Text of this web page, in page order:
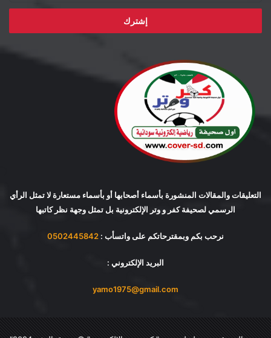
الإلكتروني
التعليقات والمقالات المنشورة بأسماء أصحابها أو بأسماء مستعارة لا تمثل الرأي
الرسمي لصحيفة كفر و وتر الإلكترونية بل تمثل وجهة نظر كاتبها
نرحب بكم وبمقترحاتكم على واتسأب : 0502445842
البريد الإلكتروني :
yamo1975@gmail.com